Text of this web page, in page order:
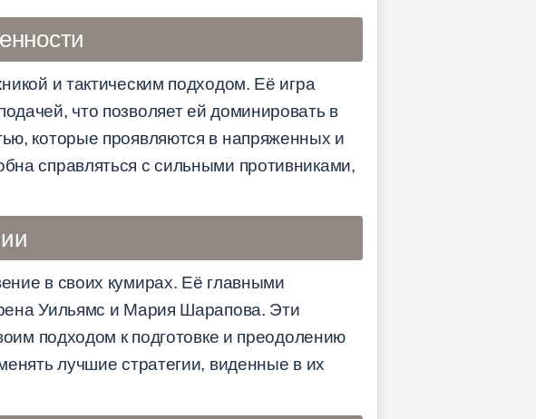
и тактическим подходом. Её игра
что позволяет ей доминировать в
которые проявляются в напряженных и
справляться с сильными противниками,
в своих кумирах. Её главными
Уильямс и Мария Шарапова. Эти
подходом к подготовке и преодолению
лучшие стратегии, виденные в их